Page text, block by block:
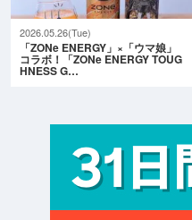
2026.05.26(Tue)
「ZONe ENERGY」×「ウマ娘」
コラボ！「ZONe ENERGY TOUG
HNESS G…